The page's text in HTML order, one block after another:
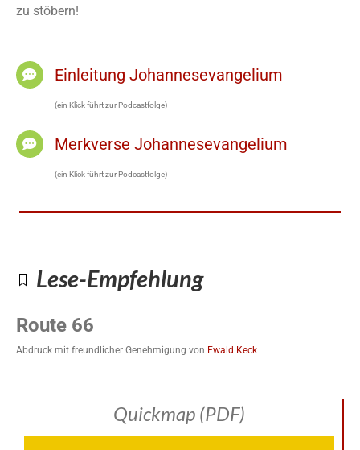
zu stöbern!
Einleitung Johannesevangelium
(ein Klick führt zur Podcastfolge)
Merkverse Johannesevangelium
(ein Klick führt zur Podcastfolge)
Lese-Empfehlung
Route 66
Abdruck mit freundlicher Genehmigung von Ewald Keck
Quickmap (PDF)